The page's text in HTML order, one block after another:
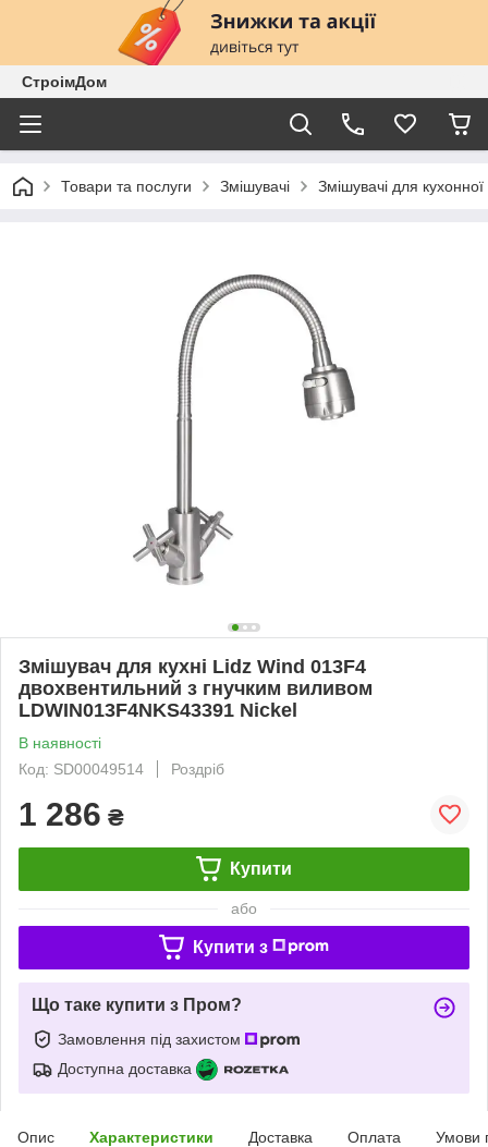
СтроімДом
Товари та послуги Змішувачі Змішувачі для
Змішувач для кухні Lidz Wind 013F4
двохвентильний з гнучким виливом
LDWIN013F4NKS43391 Nickel
В наявності
Код: SD00049514
Роздріб
1 286 ₴
Купити
або
Купити з
Що таке купити з Пром?
Замовлення під захистом
Доступна доставка
Опис Характеристики Доставка Оплата Умови